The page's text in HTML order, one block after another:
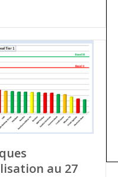
au 27